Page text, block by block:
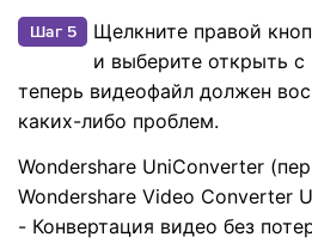
Шаг 5
Щелкните правой
и выберите открыть
теперь видеофайл должен
каких-либо проблем.
Wondershare UniConverter
Wondershare Video Converter
- Конвертация видео без